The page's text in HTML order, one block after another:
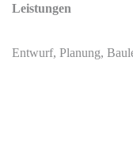
Leistungen
Entwurf, Planung,